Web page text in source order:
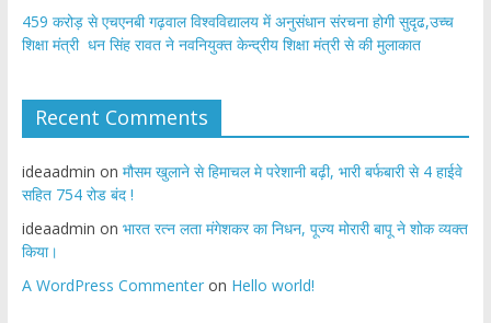
459 करोड़ से एचएनबी गढ़वाल विश्वविद्यालय में अनुसंधान संरचना होगी सुदृढ,उच्च
शिक्षा मंत्री धन सिंह रावत ने नवनियुक्त केन्द्रीय शिक्षा मंत्री से की मुलाकात
Recent Comments
ideaadmin on मौसम खुलाने से हिमाचल मे परेशानी बढ़ी, भारी बर्फबारी से 4 हाईवे
सहित 754 रोड बंद !
ideaadmin on भारत रत्न लता मंगेशकर का निधन, पूज्य मोरारी बापू ने शोक व्यक्त
किया।
A WordPress Commenteron Hello world!